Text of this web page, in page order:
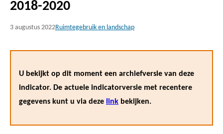
2018-2020
3 augustus 2022Ruimtegebruik en landschap
U bekijkt op dit moment een archiefversie van deze
indicator. De actuele indicatorversie met recentere
gegevens kunt u via deze link bekijken.